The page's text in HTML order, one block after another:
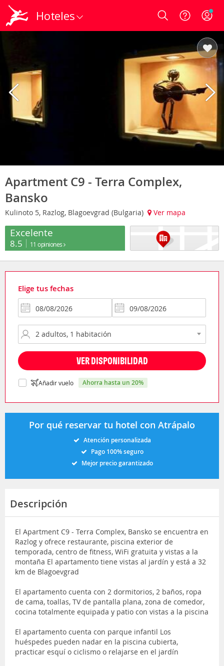
Hoteles Login
Apartment C9 - Terra Complex,
Bansko
Kulinoto 5, Razlog, Blagoevgrad (Bulgaria) Ver mapa
Excelente
8.5 11 opiniones
Elige tus fechas
VER DISPONIBILIDAD
Añadir vuelo ahorra hasta un 20%
Por qué reservar tu hotel con Atrápalo
Atención personalizada
Pago 100% seguro
Mejor precio garantizado
Descripción
El Apartment C9 - Terra Complex, Bansko se encuentra en
Razlog y ofrece restaurante, piscina exterior de
temporada, centro de fitness, WiFi gratuita y vistas a la
montaña El apartamento tiene vistas al jardín y está a 32
km de Blagoevgrad
El apartamento cuenta con 2 dormitorios, 2 baños, ropa
de cama, toallas, TV de pantalla plana, zona de comedor,
cocina totalmente equipada y patio con vistas a la piscina
El apartamento cuenta con parque infantil Los
huéspedes pueden nadar en la piscina cubierta,
practicar esquí o ciclismo o relajarse en el jardín